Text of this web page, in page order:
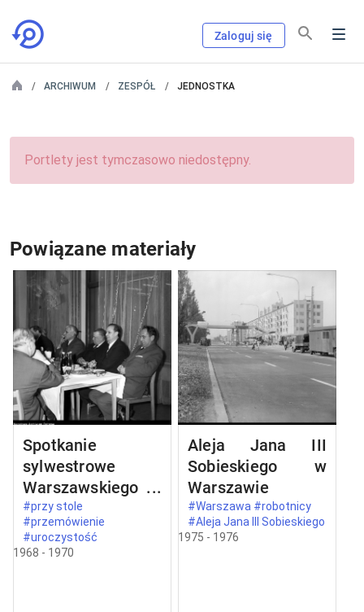
Zaloguj się
ARCHIWUM ZESPÓŁ JEDNOSTKA
Portlety jest tymczasowo niedostępny.
Powiązane materiały
Spotkanie
sylwestrowe
Warszawskiego
Komitetu
Zjednoczonego
Stronnictwa
#przy stole
#przemówienie
#uroczystość
1968 - 1970
Aleja Jana III
Sobieskiego w
Warszawie
#Warszawa #robotnicy
#Aleja Jana III Sobieskiego
1975 - 1976